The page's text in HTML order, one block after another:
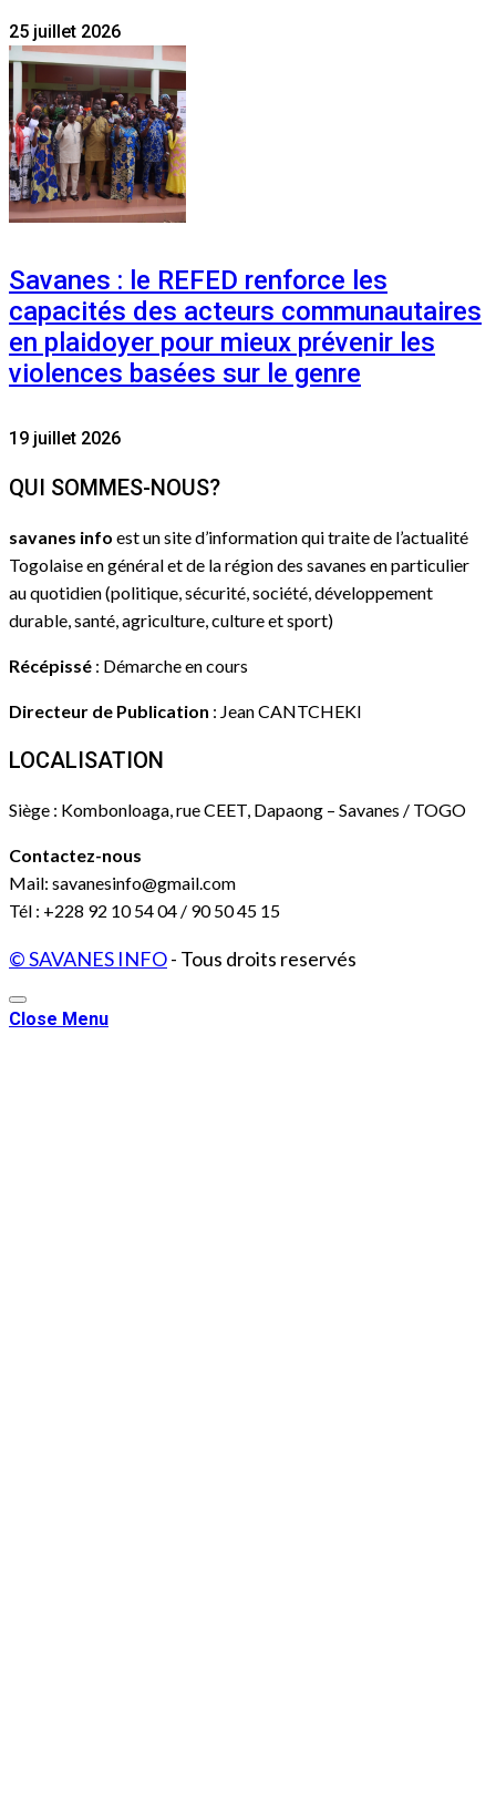
25 juillet 2026
Savanes : le REFED renforce les
capacités des acteurs communautaires
en plaidoyer pour mieux prévenir les
violences basées sur le genre
19 juillet 2026
QUI SOMMES-NOUS?
savanes info est un site d’information qui traite de l’actualité
Togolaise en général et de la région des savanes en particulier
au quotidien (politique, sécurité, société, développement
durable, santé, agriculture, culture et sport)
Récépissé : Démarche en cours
Directeur de Publication : Jean CANTCHEKI
LOCALISATION
Siège : Kombonloaga, rue CEET, Dapaong – Savanes / TOGO
Contactez-nous
Mail: savanesinfo@gmail.com
Tél : +228 92 10 54 04 / 90 50 45 15
© SAVANES INFO- Tous droits reservés
Close Menu